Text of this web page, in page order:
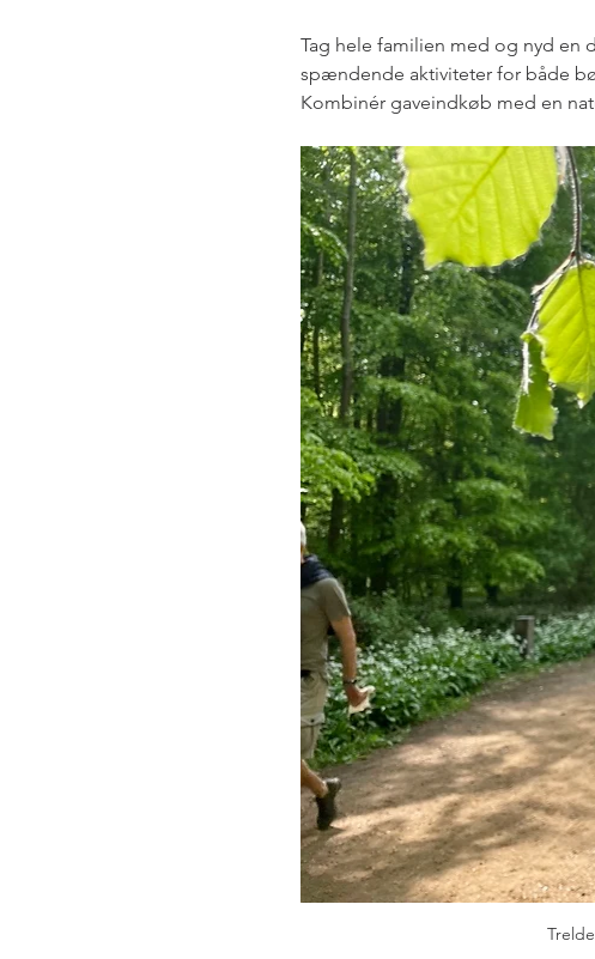
Tag hele familien med og nyd en
spændende aktiviteter for både
Kombinér gaveindkøb med en